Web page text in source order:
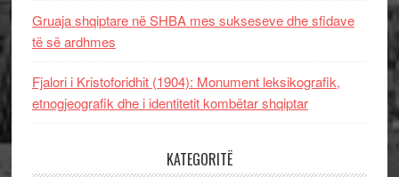
Gruaja shqiptare në SHBA mes sukseseve dhe sfidave
të së ardhmes
Fjalori i Kristoforidhit (1904): Monument leksikografik,
etnogjeografik dhe i identitetit kombëtar shqiptar
KATEGORITË